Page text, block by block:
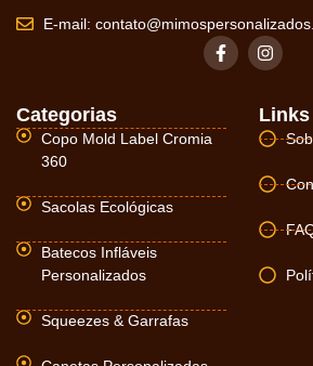
E-mail:
Categorias
Copo Mold Label Cromia
360
Sacolas Ecológicas
Batecos Infláveis
Personalizados
Squeezes & Garrafas